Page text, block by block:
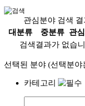
관심분야 검색 결
대분류
중분류
관
검색결과가 없습
선택된 분야 (선택분
카테고리